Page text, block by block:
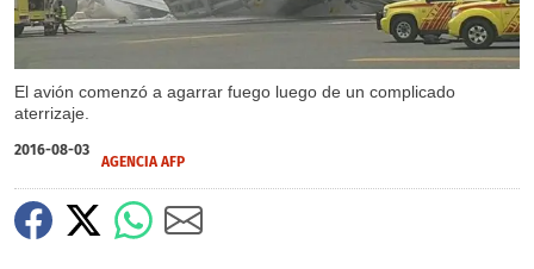
El avión comenzó a agarrar fuego luego de un complicado
aterrizaje.
2016-08-03
AGENCIA AFP